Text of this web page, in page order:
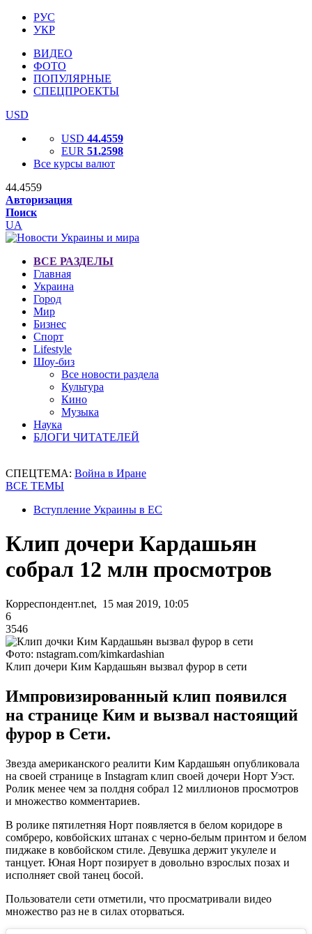
РУС
УКР
ВИДЕО
ФОТО
ПОПУЛЯРНЫЕ
СПЕЦПРОЕКТЫ
USD
USD 44.4559
EUR 51.2598
Все курсы валют
44.4559
Авторизация
Поиск
UA
ВСЕ РАЗДЕЛЫ
Главная
Украина
Город
Мир
Бизнес
Спорт
Lifestyle
Шоу-биз
Все новости раздела
Культура
Кино
Музыка
Наука
БЛОГИ ЧИТАТЕЛЕЙ
СПЕЦТЕМА: Война в Иране
ВСЕ ТЕМЫ
Вступление Украины в ЕС
Клип дочери Кардашьян
собрал 12 млн просмотров
Корреспондент.net, 15 мая 2019, 10:05
6
3546
Фото: nstagram.com/kimkardashian
Клип дочери Ким Кардашьян вызвал фурор в сети
Импровизированный клип появился
на странице Ким и вызвал настоящий
фурор в Сети.
Звезда американского реалити Ким Кардашьян опубликовала
на своей странице в Instagram клип своей дочери Норт Уэст.
Ролик менее чем за полдня собрал 12 миллионов просмотров
и множество комментариев.
В ролике пятилетняя Норт появляется в белом коридоре в
сомбреро, ковбойских штанах с черно-белым принтом и белом
пиджаке в ковбойском стиле. Девушка держит укулеле и
танцует. Юная Норт позирует в довольно взрослых позах и
исполняет свой танец босой.
Пользователи сети отметили, что просматривали видео
множество раз не в силах оторваться.